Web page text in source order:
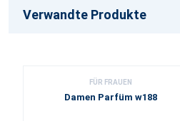
Verwandte Produkte
FÜR FRAUEN
Damen Parfüm w188